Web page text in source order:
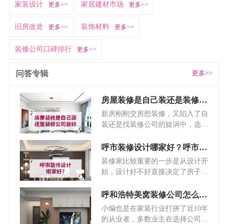
家装设计 更多>> 家居建材市场 更多>>
旧房改造 更多>> 装饰材料 更多>>
装修公司口碑排行 更多>>
问答专辑 更多>>
房屋装修是自己装还是装修公司装好？
新房刚刚交房想装修，又陷入了自
装还是找装修公司的旋涡中，选哪
懂，没时间怎么办？装修公司选不
好，被坑了怎么办？那房屋装修是
自己装还是装修公司哪一种才合适
呼市装修设计哪家好？呼市装修设计推荐（新版推荐）
装修家比较重要的一步是从设计开
始，设计好不好直接决定了房子功
好的设计方案就有了充分的准备，
在装修的时候就会更加得心应手，
做到有备无患，如果设计不到位，
呼和浩特美窝装修公司怎么样?
小编也是在家装行业打拼了近10年
的从业者，多数业主在选择公司的